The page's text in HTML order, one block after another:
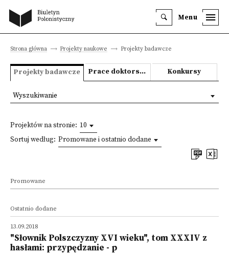
Menu
Strona główna Projekty naukowe Projekty badawcze
Projekty badawcze Prace doktorskie i habilitacyjne Konkursy
Projektów na stronie: 10
Sortuj według: Promowane i ostatnio dodane
Promowane
Ostatnio dodane
13.09.2018
"Słownik Polszczyzny XVI wieku", tom XXXIV z
hasłami: przypędzanie - p
Wyszukiwanie